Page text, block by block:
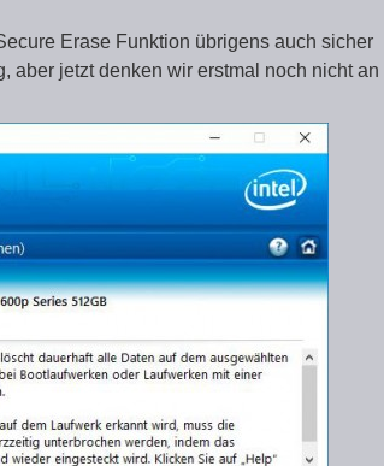
Erase Funktion übrigens auch sicher
aber jetzt denken wir erstmal noch nicht an